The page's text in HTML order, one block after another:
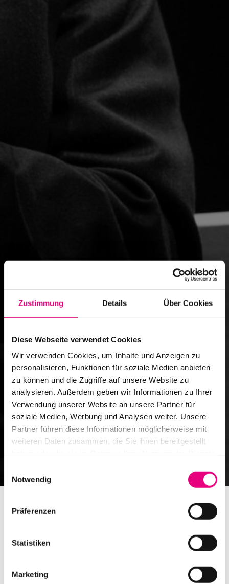
Zustimmung Details Über Cookies
Diese Webseite verwendet Cookies
Wir verwenden Cookies, um Inhalte und Anzeigen zu
personalisieren, Funktionen für soziale Medien anbieten
zu können und die Zugriffe auf unsere Website zu
analysieren. Außerdem geben wir Informationen zu Ihrer
Verwendung unserer Website an unsere Partner für
soziale Medien, Werbung und Analysen weiter. Unsere
Partner führen diese Informationen möglicherweise mit
weiteren Daten zusammen, die Sie ihnen bereitgestellt
Notwendig
Präferenzen
Statistiken
Marketing
Enjoy Jazz Abschlusskonzert
mit Archie Shepp